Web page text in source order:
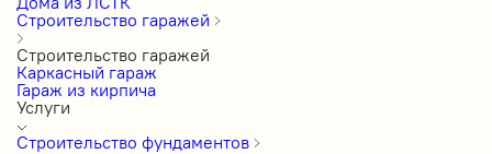
Строительство гаражей
Строительство гаражей
Каркасный гараж
Гараж из кирпича
Услуги
Строительство фундаментов